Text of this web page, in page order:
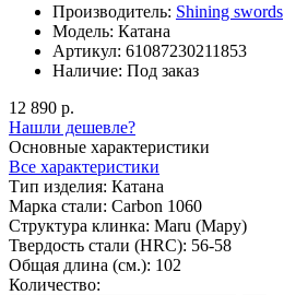
Производитель: Shining swords
Модель: Катана
Артикул: 61087230211853
Наличие: Под заказ
12 890 р.
Нашли дешевле?
Основные характеристики
Все характеристики
Тип изделия: Катана
Марка стали: Carbon 1060
Структура клинка: Maru (Мару)
Твердость стали (HRC): 56-58
Общая длина (см.): 102
Количество: